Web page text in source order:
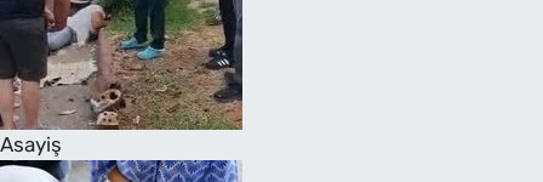
Asayiş